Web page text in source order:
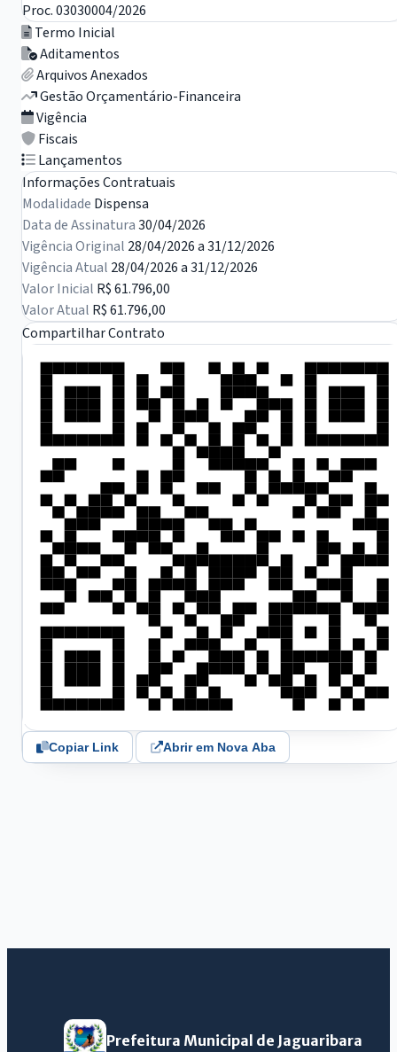
Proc. 03030004/2026
Termo Inicial
Aditamentos
Arquivos Anexados
Gestão Orçamentário-Financeira
Vigência
Fiscais
Lançamentos
Informações Contratuais
Modalidade Dispensa
Data de Assinatura30/04/2026
Vigência Original 28/04/2026 a 31/12/2026
Vigência Atual 28/04/2026 a 31/12/2026
Valor Inicial R$ 61.796,00
Valor Atual R$ 61.796,00
Compartilhar Contrato
Copiar Link Abrir em Nova Aba
Prefeitura Municipal de Jaguaribara